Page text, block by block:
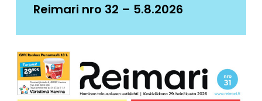
Reimari nro 32 – 5.8.2026